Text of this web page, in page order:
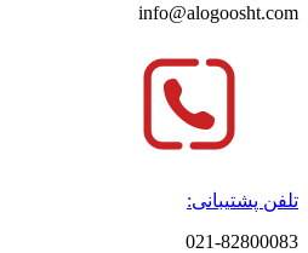
info@alogoosht.com
تلفن پشتیبانی:
021-82800083